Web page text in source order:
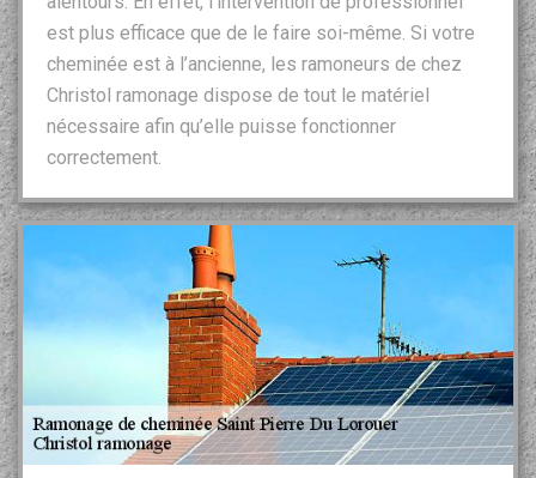
est plus efficace que de le faire soi-même. Si votre
cheminée est à l’ancienne, les ramoneurs de chez
Christol ramonage dispose de tout le matériel
nécessaire afin qu’elle puisse fonctionner
correctement.